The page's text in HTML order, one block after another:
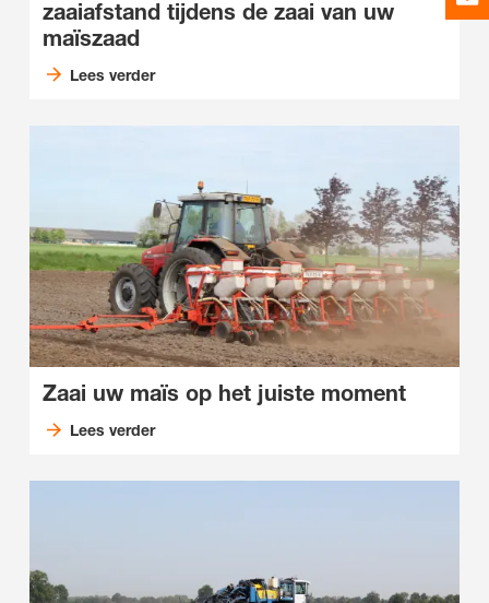
zaaiafstand tijdens de zaai van uw
maïszaad
Lees verder
Zaai uw maïs op het juiste moment
Lees verder